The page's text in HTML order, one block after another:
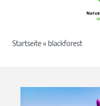
Startseite» blackforest